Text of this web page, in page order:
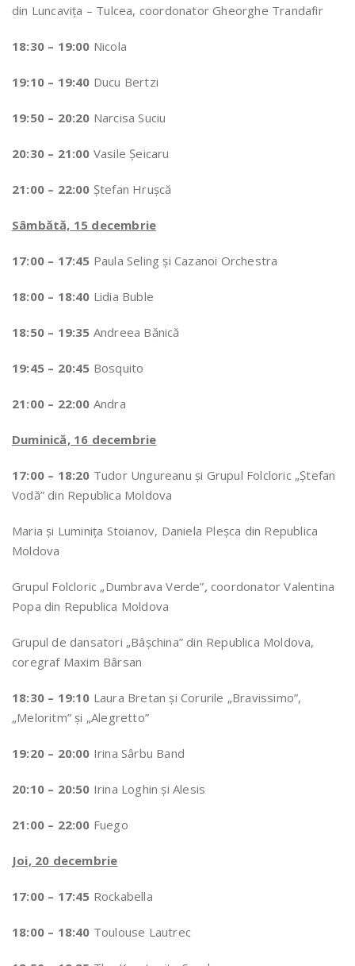
din Luncavița – Tulcea, coordonator Gheorghe Trandafir
18:30 – 19:00 Nicola
19:10 – 19:40 Ducu Bertzi
19:50 – 20:20 Narcisa Suciu
20:30 – 21:00 Vasile Şeicaru
21:00 – 22:00 Ştefan Hruşcă
Sâmbătă, 15 decembrie
17:00 – 17:45 Paula Seling şi Cazanoi Orchestra
18:00 – 18:40 Lidia Buble
18:50 – 19:35 Andreea Bănică
19:45 – 20:45 Bosquito
21:00 – 22:00 Andra
Duminică, 16 decembrie
17:00 – 18:20 Tudor Ungureanu și Grupul Folcloric „Ștefan
Vodă” din Republica Moldova
Maria și Luminița Stoianov, Daniela Pleșca din Republica
Moldova
Grupul Folcloric „Dumbrava Verde”,coordonator Valentina
Popa din Republica Moldova
Grupul de dansatori „Bâșchina” din Republica Moldova,
coregraf Maxim Bârsan
18:30 – 19:10 Laura Bretan şi Corurile „Bravissimo”,
„Meloritm” şi „Alegretto”
19:20 – 20:00 Irina Sârbu Band
20:10 – 20:50 Irina Loghin şi Alesis
21:00 – 22:00 Fuego
Joi, 20 decembrie
17:00 – 17:45 Rockabella
18:00 – 18:40 Toulouse Lautrec